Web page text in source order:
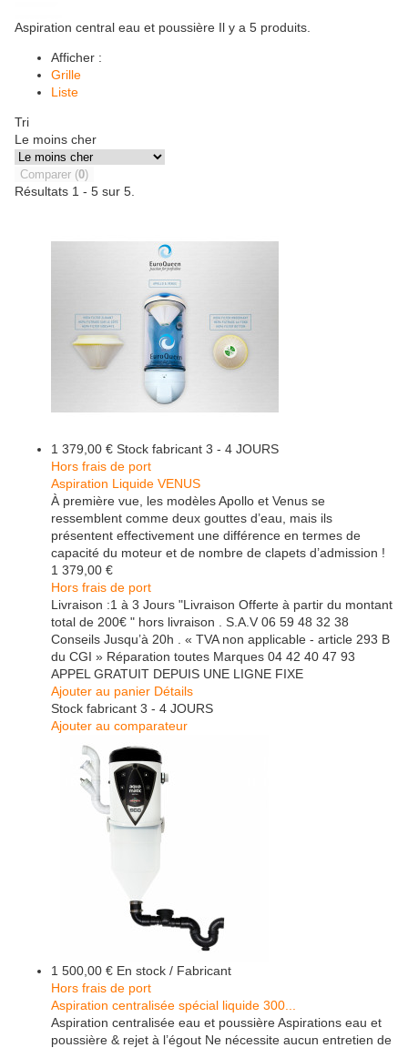
Aspiration central eau et poussière Il y a 5 produits.
Afficher :
Grille
Liste
Tri
Le moins cher
Comparer (0)
Résultats 1 - 5 sur 5.
1 379,00 € Stock fabricant 3 - 4 JOURS
Hors frais de port
Aspiration Liquide VENUS
À première vue, les modèles Apollo et Venus se
ressemblent comme deux gouttes d’eau, mais ils
présentent effectivement une différence en termes de
capacité du moteur et de nombre de clapets d’admission !
1 379,00 €
Hors frais de port
Livraison :1 à 3 Jours "Livraison Offerte à partir du montant
total de 200€ " hors livraison . S.A.V 06 59 48 32 38
Conseils Jusqu’à 20h . « TVA non applicable - article 293 B
du CGI » Réparation toutes Marques 04 42 40 47 93
APPEL GRATUIT DEPUIS UNE LIGNE FIXE
Ajouter au panier Détails
Stock fabricant 3 - 4 JOURS
Ajouter au comparateur
1 500,00 € En stock / Fabricant
Hors frais de port
Aspiration centralisée spécial liquide 300...
Aspiration centralisée eau et poussière Aspirations eau et
poussière & rejet à l’égout Ne nécessite aucun entretien de